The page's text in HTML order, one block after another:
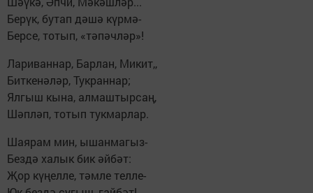
Берүк, бутап дәшә күрмә-
Берсе, тотып, «тәпәчләр»!
Лариваннар, Барлан, Микит,,
Биткенәләр, Тукраннар;
Ялгыш кына, алмаштырсаң,
Шәпләп, тотып тукмарлар.
Шаярам мин, ышанмагыз-
Бездә халык бик әйбәт:
Җор күңелле, тәмле телле-